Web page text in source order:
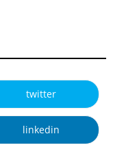
twitter
linkedin